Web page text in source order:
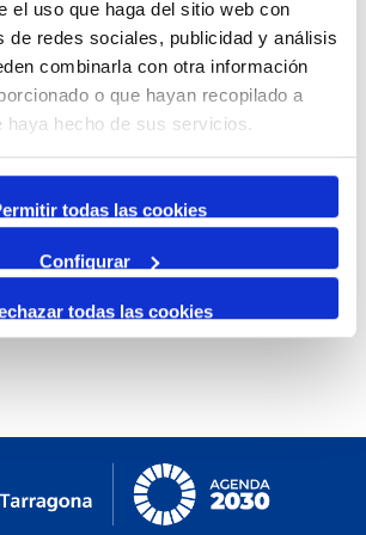
el uso que haga del sitio web con
de redes sociales, publicidad y análisis
combinarla con otra información
o que hayan recopilado a
haya hecho de sus servicios.
todas las cookies
Configurar
todas las cookies
By Month
Jump to month
Preceding Day
04. February 2026
No events were found